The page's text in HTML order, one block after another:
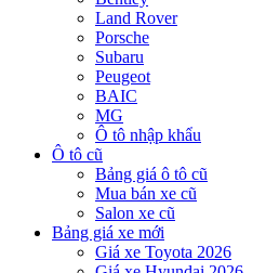
Land Rover
Porsche
Subaru
Peugeot
BAIC
MG
Ô tô nhập khẩu
Ô tô cũ
Bảng giá ô tô cũ
Mua bán xe cũ
Salon xe cũ
Bảng giá xe mới
Giá xe Toyota 2026